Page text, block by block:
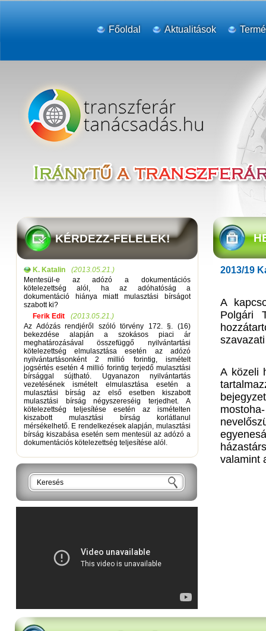
Főoldal Aktualitások
KÉRDEZZ-FELELEK!
K. Katalin
(2013.05.21.)
Mentesül-e az adózó a dokumentációs
kötelezettség alól, ha az adóhatóság a
dokumentáció hiánya miatt mulasztási bírságot
szabott ki?
Ferik Edit
(2013.05.21.)
Az Adózás rendjéről szóló törvény 172. §. (16)
bekezdése alapján a szokásos piaci ár
meghatározásával összefüggő nyilvántartási
kötelezettség elmulasztása esetén az adózó
nyilvántartásonként 2 millió forintig, ismételt
jogsértés esetén 4 millió forintig terjedő mulasztási
bírsággal sújtható. Ugyanazon nyilvántartás
vezetésének ismételt elmulasztása esetén a
mulasztási bírság az első esetben kiszabott
mulasztási bírság négyszereséig terjedhet. A
kötelezettség teljesítése esetén az ismételten
kiszabott mulasztási bírság korlátlanul
mérsékelhető. E rendelkezések alapján, mulasztási
bírság kiszabása esetén sem mentesül az adózó a
dokumentációs kötelezettség teljesítése alól.
Keresés
2013/19
A
Polgári
A közeli
valamint